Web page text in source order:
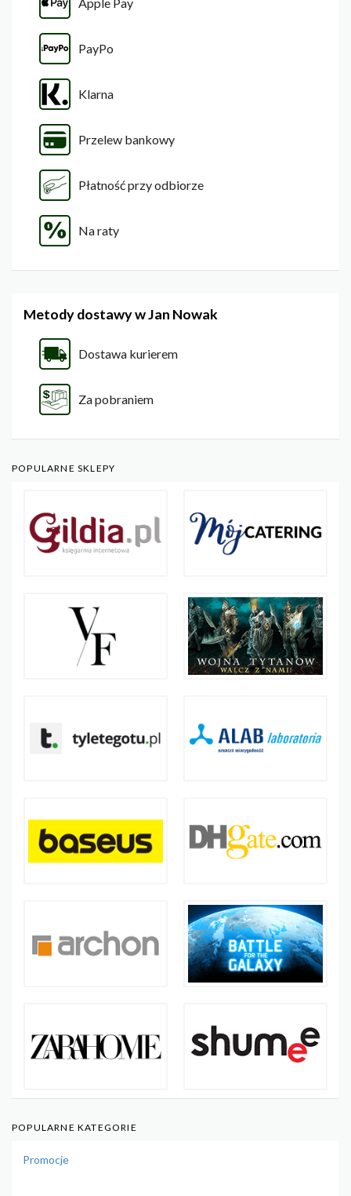
PayPo
Klarna
Przelew bankowy
Płatność przy odbiorze
Na raty
Metody dostawy w Jan Nowak
Dostawa kurierem
Za pobraniem
POPULARNE SKLEPY
POPULARNE KATEGORIE
Promocje